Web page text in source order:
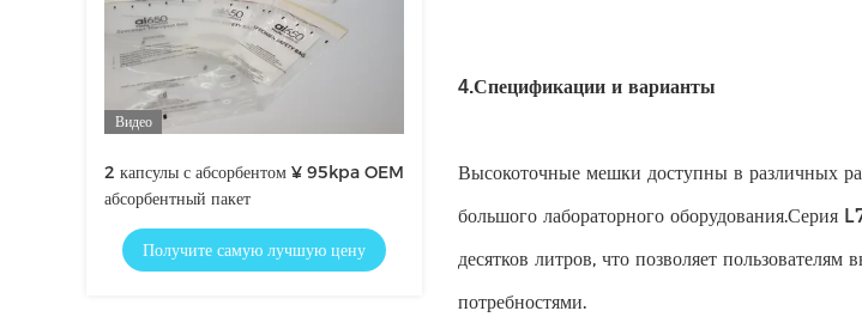
Видео
2 капсулы с абсорбентом ¥ 95kpa OEM
абсорбентный пакет
Получите самую лучшую цену
4.Спецификации и варианты
Высокоточные мешки доступны в различных
большого лабораторного оборудования.Серия
десятков литров, что позволяет
потребностями.